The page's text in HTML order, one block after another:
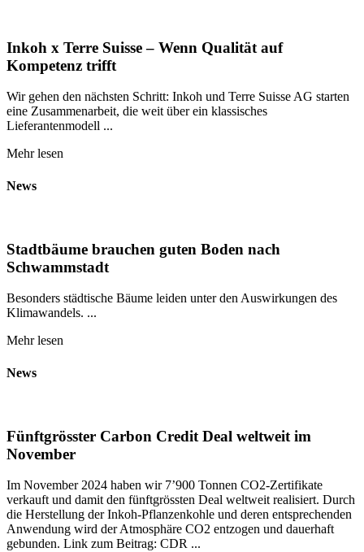
Inkoh x Terre Suisse – Wenn Qualität auf
Kompetenz trifft
Wir gehen den nächsten Schritt: Inkoh und Terre Suisse AG starten
eine Zusammenarbeit, die weit über ein klassisches
Lieferantenmodell ...
Mehr lesen
News
Stadtbäume brauchen guten Boden nach
Schwammstadt
Besonders städtische Bäume leiden unter den Auswirkungen des
Klimawandels. ...
Mehr lesen
News
Fünftgrösster Carbon Credit Deal weltweit im
November
Im November 2024 haben wir 7’900 Tonnen CO2-Zertifikate
verkauft und damit den fünftgrössten Deal weltweit realisiert. Durch
die Herstellung der Inkoh-Pflanzenkohle und deren entsprechenden
Anwendung wird der Atmosphäre CO2 entzogen und dauerhaft
gebunden. Link zum Beitrag: CDR ...